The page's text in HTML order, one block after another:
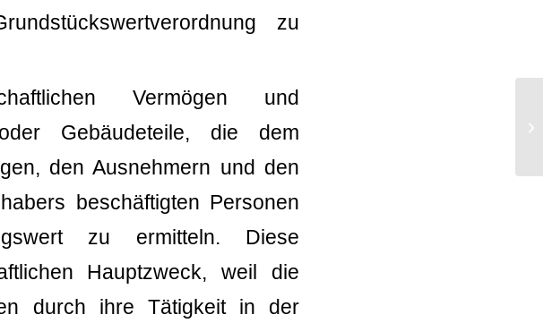
zu
Vermögen und
Gebäudeteile, die dem
den Ausnehmern und den
beschäftigten Personen
zu ermitteln. Diese
Hauptzweck, weil die
durch ihre Tätigkeit in der